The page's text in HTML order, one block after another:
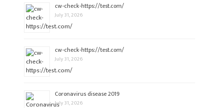
cw-check-https://test.com/
July 31, 2026
cw-check-https://test.com/
July 31, 2026
Coronavirus disease 2019
July 31, 2026